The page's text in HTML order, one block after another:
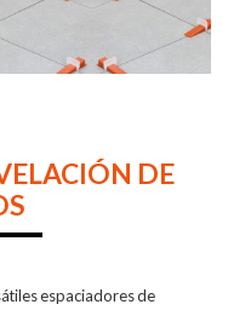
DE
espaciadores de